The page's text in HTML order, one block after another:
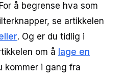
å begrense hva som
se artikkelen
. Og er du tidlig i
om å lage en
kommer i gang fra